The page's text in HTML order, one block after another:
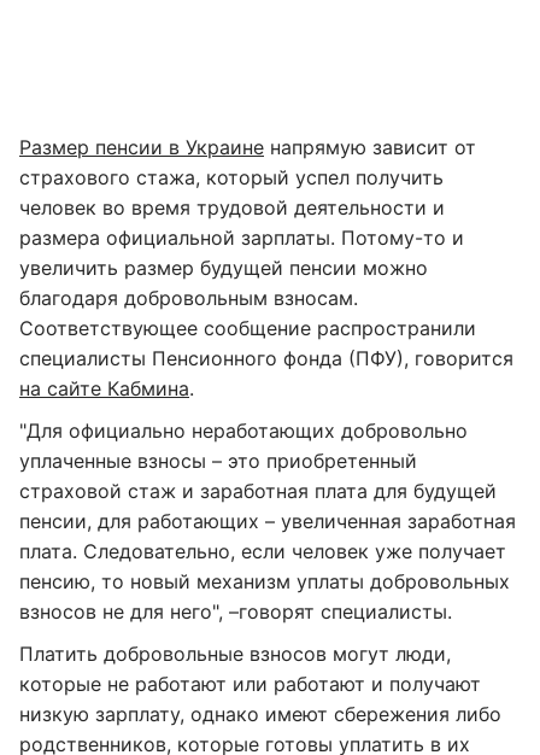
Размер пенсии в Украине напрямую зависит от
страхового стажа, который успел получить
человек во время трудовой деятельности и
размера официальной зарплаты. Потому-то и
увеличить размер будущей пенсии можно
благодаря добровольным взносам.
Соответствующее сообщение распространили
специалисты Пенсионного фонда (ПФУ), говорится
на сайте Кабмина.
"Для официально неработающих добровольно
уплаченные взносы – это приобретенный
страховой стаж и заработная плата для будущей
пенсии, для работающих – увеличенная заработная
плата. Следовательно, если человек уже получает
пенсию, то новый механизм уплаты добровольных
взносов не для него", –говорят специалисты.
Платить добровольные взносов могут люди,
которые не работают или работают и получают
низкую зарплату, однако имеют сбережения либо
родственников, которые готовы уплатить в их